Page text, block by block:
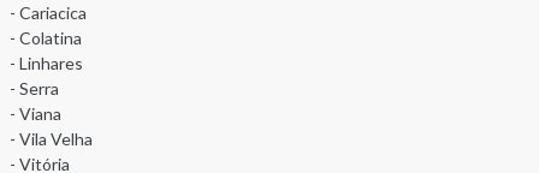
- Cariacica
- Colatina
- Linhares
- Serra
- Viana
- Vila Velha
- Vitória